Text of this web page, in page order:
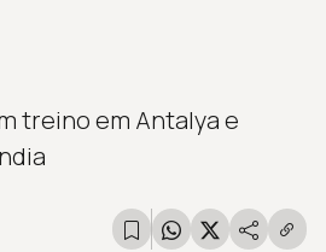
treino em Antalya e